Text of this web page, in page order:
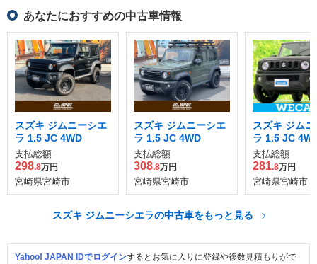
あなたにおすすめの中古車情報
スズキ ジムニーシエ
ラ 1.5 JC 4WD
支払総額
298.8万円
宮崎県宮崎市
スズキ ジムニーシエ
ラ 1.5 JC 4WD
支払総額
308.8万円
宮崎県宮崎市
スズキ ジム
ラ 1.5 JC
支払総額
281.8万円
宮崎県宮崎市
スズキ ジムニーシエラの中古車をもっと見る
Yahoo! JAPAN IDでログインするとお気に入りに登録や複数見積もりがで